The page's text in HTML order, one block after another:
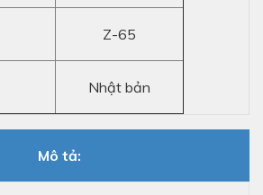
Z-65
Nhật bản
Mô tả: